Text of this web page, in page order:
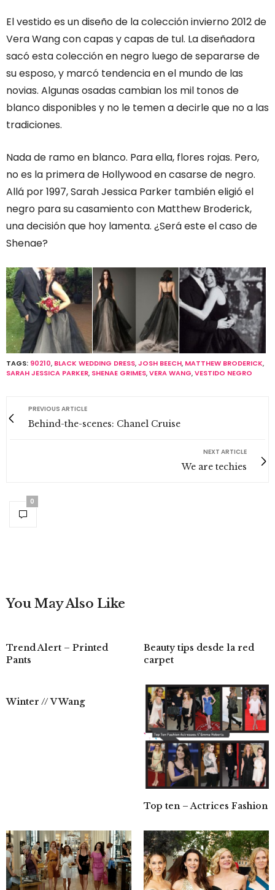
El vestido es un diseño de la colección invierno 2012 de
Vera Wang con capas y capas de tul. La diseñadora
sacó esta colección en negro luego de separarse de
su esposo, y marcó tendencia en el mundo de las
novias. Algunas osadas cambian los mil tonos de
blanco disponibles y no le temen a decirle que no a las
tradiciones.
Nada de ramo en blanco. Para ella, flores rojas. Pero,
no es la primera de Hollywood en casarse de negro.
Allá por 1997, Sarah Jessica Parker también eligió el
negro para su casamiento con Matthew Broderick,
una decisión que hoy lamenta. ¿Será este el caso de
Shenae?
TAGS: 90210, BLACK WEDDING DRESS,JOSH BEECH, MATTHEW BRODERICK,
SARAH JESSICA PARKER, SHENAE GRIMES,VERA WANG,VESTIDO NEGRO
PREVIOUS ARTICLE
Behind-the-scenes: Chanel Cruise
NEXT ARTICLE
We are techies
0
You May Also Like
Trend Alert – Printed
Pants
Beauty tips desde la red
carpet
Winter // V Wang
Top ten – Actrices Fashion